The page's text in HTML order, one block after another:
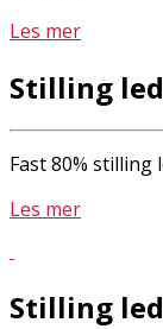
Les mer
Stilling
Fast 80% stilling
Les mer
Stilling